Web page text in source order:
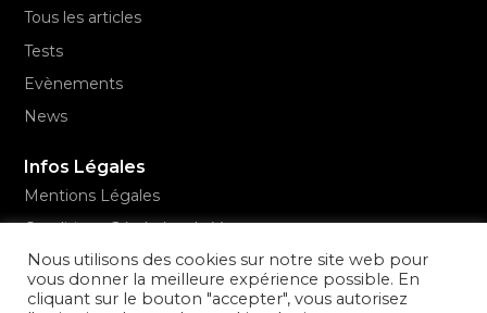
Tous les articles
Tests
Evènements
News
Infos Légales
Mentions Légales
Conditions Générales de Vente
Politique de confidentialité
Nous utilisons des cookies sur notre site web pour
vous donner la meilleure expérience possible. En
cliquant sur le bouton "accepter", vous autorisez